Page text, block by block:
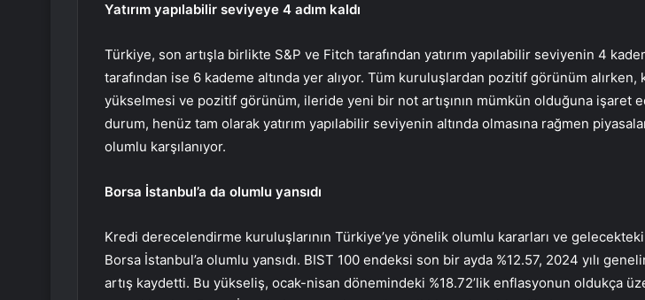
Yatırım yapılabilir seviyeye 4 adım kaldı
Türkiye, son artışla birlikte S&P ve Fitch tarafından yatırım yapılabilir seviyenin 4
tarafından ise 6 kademe altında yer alıyor. Tüm kuruluşlardan pozitif görünüm
yükselmesi ve pozitif görünüm, ileride yeni bir not artışının mümkün olduğuna işaret
durum, henüz tam olarak yatırım yapılabilir seviyenin altında olmasına rağmen
olumlu karşılanıyor.
Borsa İstanbul’a da olumlu yansıdı
Kredi derecelendirme kuruluşlarının Türkiye’ye yönelik olumlu kararları ve
Borsa İstanbul’a olumlu yansıdı. BIST 100 endeksi son bir ayda %12.57, 2024 yılı
artış kaydetti. Bu yükseliş, ocak-nisan dönemindeki %18.72’lik enflasyonun oldukça